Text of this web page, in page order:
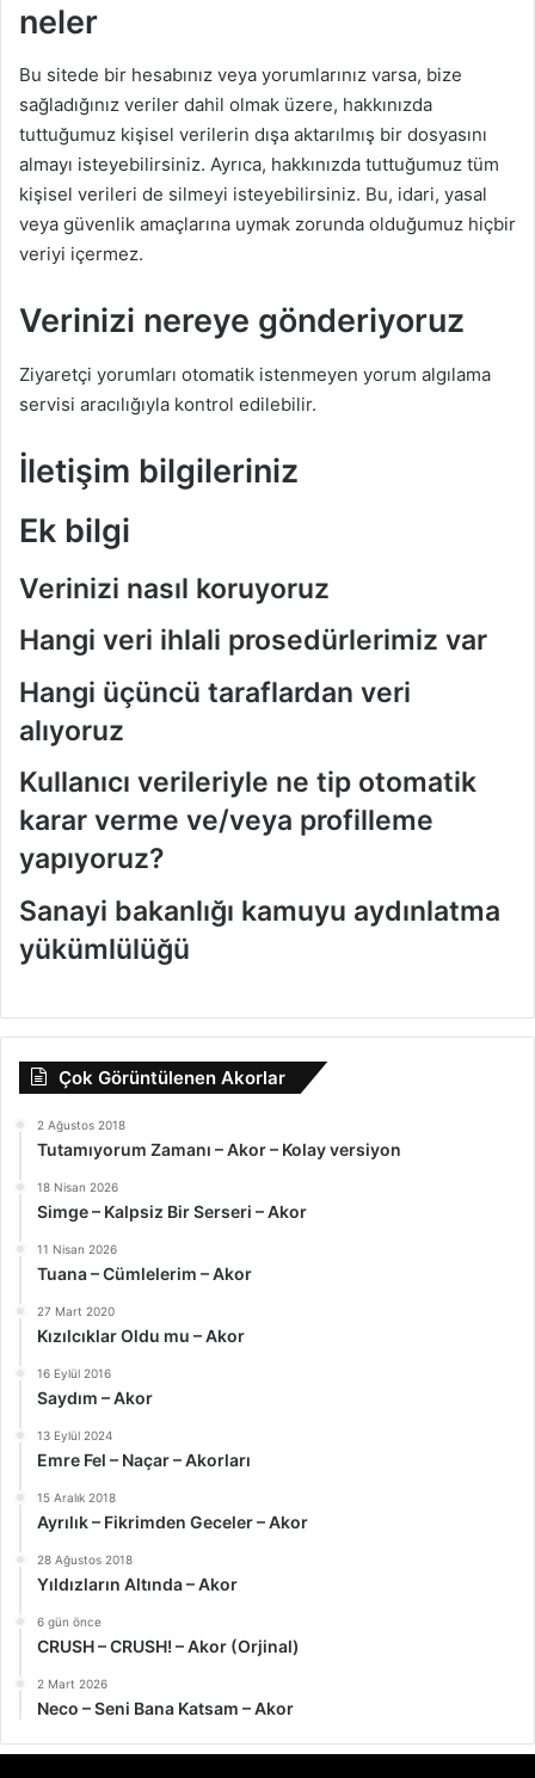
neler
Bu sitede bir hesabınız veya yorumlarınız varsa, bize
sağladığınız veriler dahil olmak üzere, hakkınızda
tuttuğumuz kişisel verilerin dışa aktarılmış bir dosyasını
almayı isteyebilirsiniz. Ayrıca, hakkınızda tuttuğumuz tüm
kişisel verileri de silmeyi isteyebilirsiniz. Bu, idari, yasal
veya güvenlik amaçlarına uymak zorunda olduğumuz hiçbir
veriyi içermez.
Verinizi nereye gönderiyoruz
Ziyaretçi yorumları otomatik istenmeyen yorum algılama
servisi aracılığıyla kontrol edilebilir.
İletişim bilgileriniz
Ek bilgi
Verinizi nasıl koruyoruz
Hangi veri ihlali prosedürlerimiz var
Hangi üçüncü taraflardan veri
alıyoruz
Kullanıcı verileriyle ne tip otomatik
karar verme ve/veya profilleme
yapıyoruz?
Sanayi bakanlığı kamuyu aydınlatma
yükümlülüğü
Çok Görüntülenen Akorlar
2 Ağustos 2018
Tutamıyorum Zamanı – Akor – Kolay versiyon
18 Nisan 2026
Simge – Kalpsiz Bir Serseri – Akor
11 Nisan 2026
Tuana – Cümlelerim – Akor
27 Mart 2020
Kızılcıklar Oldu mu – Akor
16 Eylül 2016
Saydım – Akor
13 Eylül 2024
Emre Fel – Naçar – Akorları
15 Aralık 2018
Ayrılık – Fikrimden Geceler – Akor
28 Ağustos 2018
Yıldızların Altında – Akor
6 gün önce
CRUSH – CRUSH! – Akor (Orjinal)
2 Mart 2026
Neco – Seni Bana Katsam – Akor